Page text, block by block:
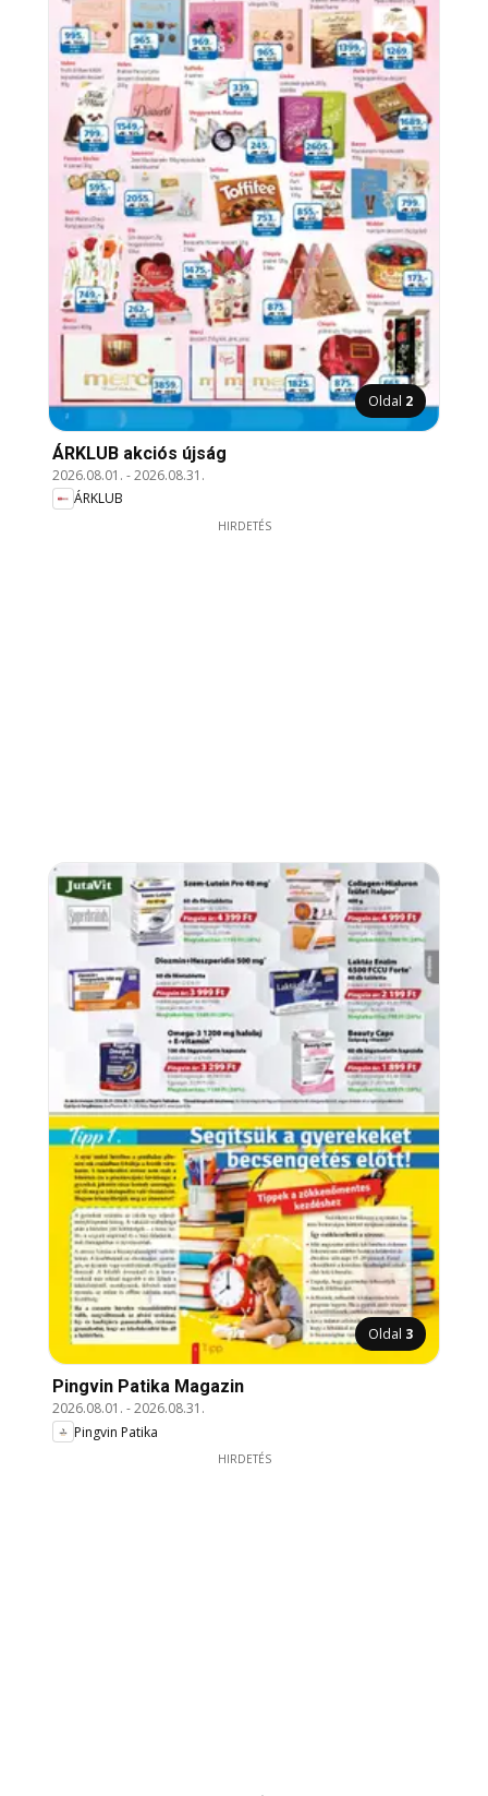
Oldal 2
ÁRKLUB akciós újság
2026.08.01. -2026.08.31.
ÁRKLUB
HIRDETÉS
Oldal 3
Pingvin Patika Magazin
2026.08.01. -2026.08.31.
Pingvin Patika
HIRDETÉS